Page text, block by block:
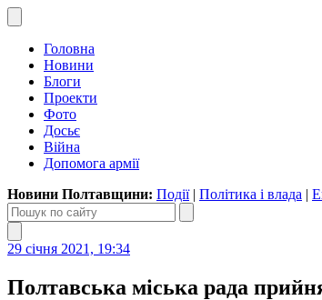
Головна
Новини
Блоги
Проекти
Фото
Досьє
Війна
Допомога армії
Новини Полтавщини: Події| Політика і влада |
29 січня 2021, 19:34
Полтавська міська рада